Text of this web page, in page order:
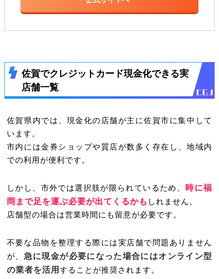
佐賀でクレジットカード現金化できる実
店舗一覧
佐賀県内では、現金化の店舗が主に佐賀市に集中して
います。
市内には金券ショップや質店が数多く存在し、地域内
での利用が便利です。
しかし、市外では選択肢が限られているため、 時に福
岡まで足を運ぶ必要が出てくるかも しれません。
店舗型の場合は営業時間にも留意が必要です。
不要な品物を整理する際には実店舗で問題ありません
が、 急に現金が必要になった場合にはオンライン型
の業者を活用することが推奨されます。